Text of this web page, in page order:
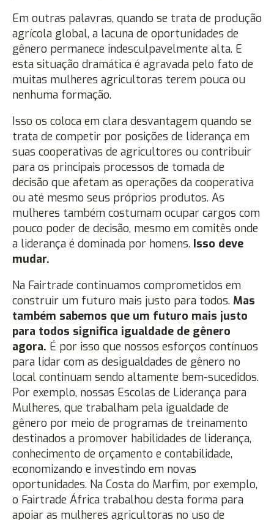
Em outras palavras, quando se trata de produção
agrícola global, a lacuna de oportunidades de
gênero permanece indesculpavelmente alta. E
esta situação dramática é agravada pelo fato de
muitas mulheres agricultoras terem pouca ou
nenhuma formação.
Isso os coloca em clara desvantagem quando se
trata de competir por posições de liderança em
suas cooperativas de agricultores ou contribuir
para os principais processos de tomada de
decisão que afetam as operações da cooperativa
ou até mesmo seus próprios produtos. As
mulheres também costumam ocupar cargos com
pouco poder de decisão, mesmo em comitês onde
a liderança é dominada por homens. Isso deve
mudar.
Na Fairtrade continuamos comprometidos em
construir um futuro mais justo para todos. Mas
também sabemos que um futuro mais justo
para todos significa igualdade de gênero
agora. É por isso que nossos esforços contínuos
para lidar com as desigualdades de gênero no
local continuam sendo altamente bem-sucedidos.
Por exemplo, nossas Escolas de Liderança para
Mulheres, que trabalham pela igualdade de
gênero por meio de programas de treinamento
destinados a promover habilidades de liderança,
conhecimento de orçamento e contabilidade,
economizando e investindo em novas
oportunidades. Na Costa do Marfim, por exemplo,
o Fairtrade África trabalhou desta forma para
apoiar as mulheres agricultoras no uso de